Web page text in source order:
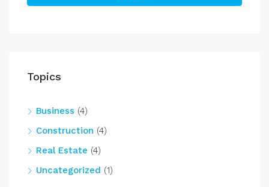
Topics
Business (4)
Construction (4)
Real Estate (4)
Uncategorized (1)